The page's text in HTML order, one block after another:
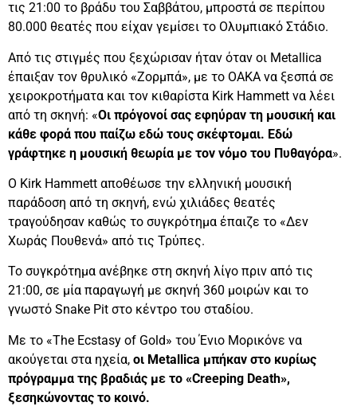
τις 21:00 το βράδυ του Σαββάτου, μπροστά σε περίπου
80.000 θεατές που είχαν γεμίσει το Ολυμπιακό Στάδιο.
Από τις στιγμές που ξεχώρισαν ήταν όταν οι Metallica
έπαιξαν τον θρυλικό «Ζορμπά», με το ΟΑΚΑ να ξεσπά σε
χειροκροτήματα και τον κιθαρίστα Kirk Hammett να λέει
από τη σκηνή: «Οι πρόγονοί σας εφηύραν τη μουσική και
κάθε φορά που παίζω εδώ τους σκέφτομαι. Εδώ
γράφτηκε η μουσική θεωρία με τον νόμο του Πυθαγόρα».
Ο Kirk Hammett αποθέωσε την ελληνική μουσική
παράδοση από τη σκηνή, ενώ χιλιάδες θεατές
τραγούδησαν καθώς το συγκρότημα έπαιζε το «Δεν
Χωράς Πουθενά» από τις Τρύπες.
Το συγκρότημα ανέβηκε στη σκηνή λίγο πριν από τις
21:00, σε μία παραγωγή με σκηνή 360 μοιρών και το
γνωστό Snake Pit στο κέντρο του σταδίου.
Με το «The Ecstasy of Gold» του Ένιο Μορικόνε να
ακούγεται στα ηχεία, οι Metallica μπήκαν στο κυρίως
πρόγραμμα της βραδιάς με το «Creeping Death»,
ξεσηκώνοντας το κοινό.